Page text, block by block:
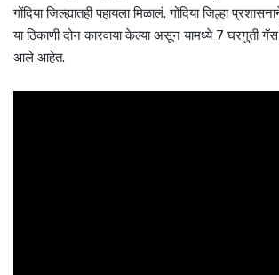
गोंदिया जिल्ह्यातही पहायला मिळालं. गोंदिया जिल्हा
या ठिकाणी दोन कारवाया केल्या असून यामध्ये 7 घरगुती
आले आहेत.